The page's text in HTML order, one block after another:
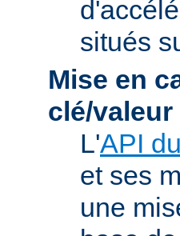
situés
Mise en
clé/valeur
L'API
et ses
une